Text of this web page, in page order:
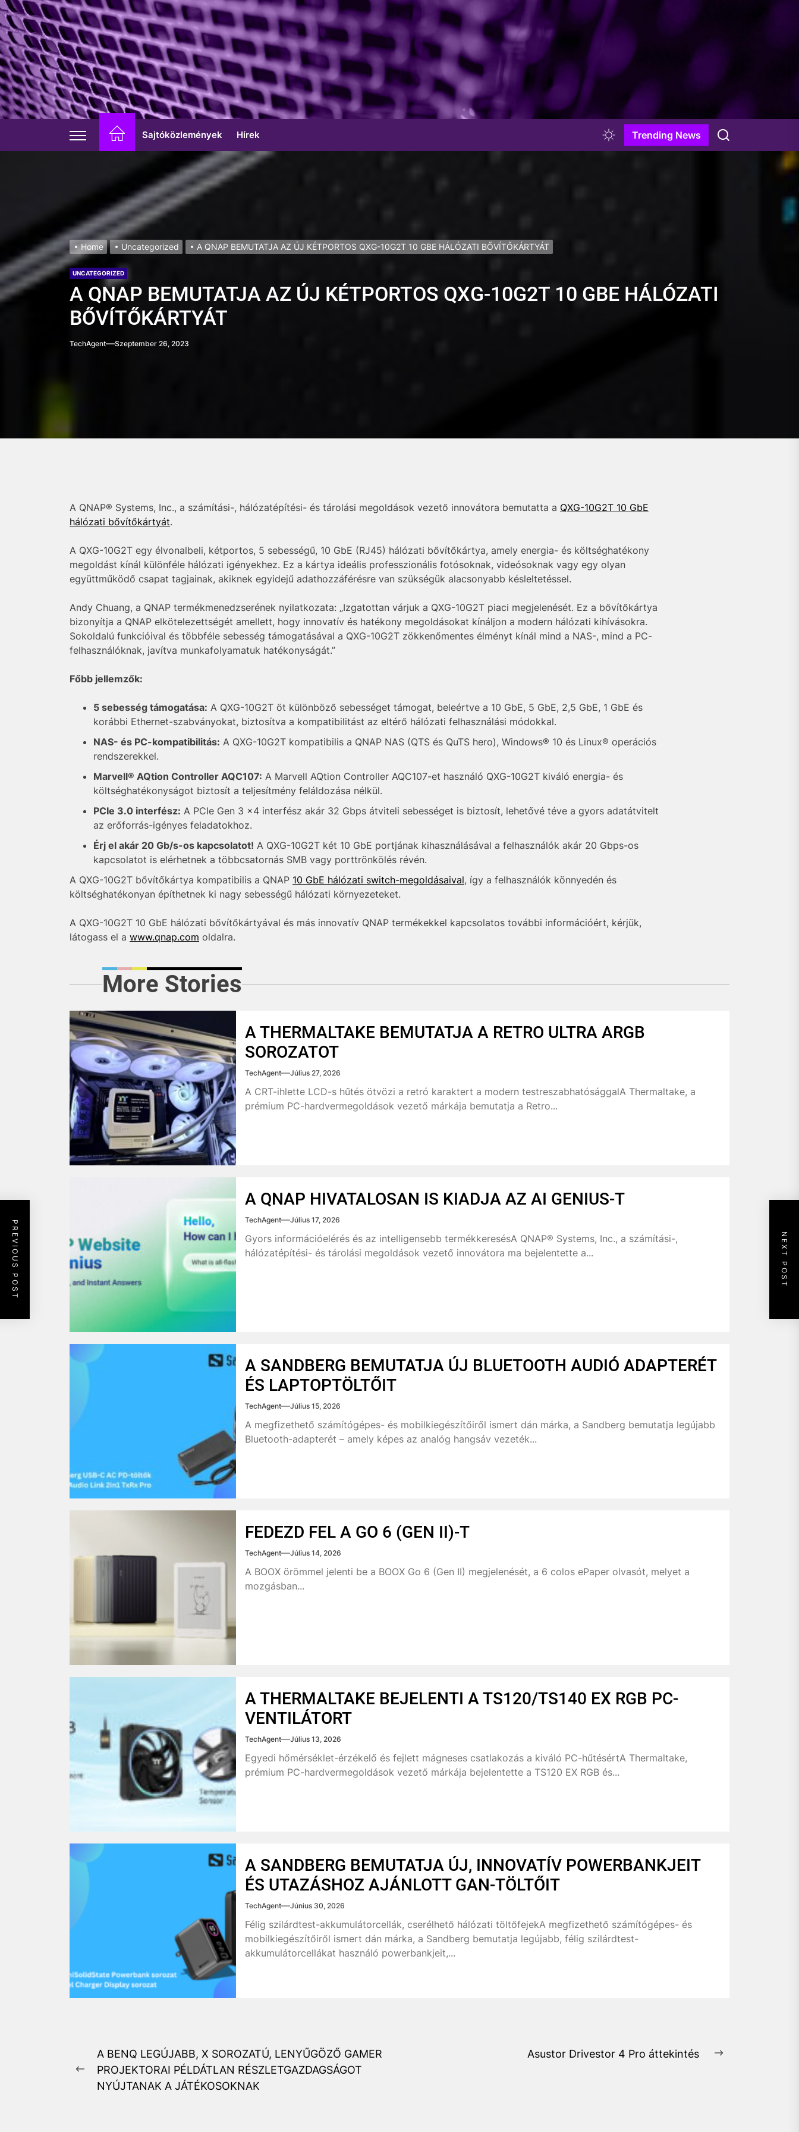
Skip
to
the
content
Sajtóközlemények Hírek Trending News
Home Uncategorized A QNAP BEMUTATJA AZ ÚJ KÉTPORTOS QXG-10G2T 10 GBE HÁLÓZATI BŐVÍTŐKÁRTYÁT
UNCATEGORIZED
A QNAP BEMUTATJA AZ ÚJ KÉTPORTOS QXG-10G2T 10 GBE HÁLÓZATI
BŐVÍTŐKÁRTYÁT
TechAgent Szeptember 26, 2023
A QNAP® Systems, Inc., a számítási-, hálózatépítési- és tárolási megoldások vezető innovátora bemutatta a QXG-10G2T 10 GbE
hálózati bővítőkártyát.
A QXG-10G2T egy élvonalbeli, kétportos, 5 sebességű, 10 GbE (RJ45) hálózati bővítőkártya, amely energia- és költséghatékony
megoldást kínál különféle hálózati igényekhez. Ez a kártya ideális professzionális fotósoknak, videósoknak vagy egy olyan
együttműködő csapat tagjainak, akiknek egyidejű adathozzáférésre van szükségük alacsonyabb késleltetéssel.
Andy Chuang, a QNAP termékmenedzserének nyilatkozata: „Izgatottan várjuk a QXG-10G2T piaci megjelenését. Ez a bővítőkártya
bizonyítja a QNAP elkötelezettségét amellett, hogy innovatív és hatékony megoldásokat kínáljon a modern hálózati kihívásokra.
Sokoldalú funkcióival és többféle sebesség támogatásával a QXG-10G2T zökkenőmentes élményt kínál mind a NAS-, mind a PC-
felhasználóknak, javítva munkafolyamatuk hatékonyságát.”
Főbb jellemzők:
5 sebesség támogatása: A QXG-10G2T öt különböző sebességet támogat, beleértve a 10 GbE, 5 GbE, 2,5 GbE, 1 GbE és
korábbi Ethernet-szabványokat, biztosítva a kompatibilitást az eltérő hálózati felhasználási módokkal.
NAS- és PC-kompatibilitás: A QXG-10G2T kompatibilis a QNAP NAS (QTS és QuTS hero), Windows® 10 és Linux® operációs
rendszerekkel.
Marvell® AQtion Controller AQC107: A Marvell AQtion Controller AQC107-et használó QXG-10G2T kiváló energia- és
költséghatékonyságot biztosít a teljesítmény feláldozása nélkül.
PCIe 3.0 interfész: A PCIe Gen 3 x4 interfész akár 32 Gbps átviteli sebességet is biztosít, lehetővé téve a gyors adatátvitelt
az erőforrás-igényes feladatokhoz.
Érj el akár 20 Gb/s-os kapcsolatot! A QXG-10G2T két 10 GbE portjának kihasználásával a felhasználók akár 20 Gbps-os
kapcsolatot is elérhetnek a többcsatornás SMB vagy porttrönkölés révén.
A QXG-10G2T bővítőkártya kompatibilis a QNAP 10 GbE hálózati switch-megoldásaival, így a felhasználók könnyedén és
költséghatékonyan építhetnek ki nagy sebességű hálózati környezeteket.
A QXG-10G2T 10 GbE hálózati bővítőkártyával és más innovatív QNAP termékekkel kapcsolatos további információért, kérjük,
látogass el a www.qnap.com oldalra.
PREVIOUS POST NEXT POST
More Stories
A THERMALTAKE BEMUTATJA A RETRO ULTRA ARGB
SOROZATOT
TechAgent Július 27, 2026
A CRT-ihlette LCD-s hűtés ötvözi a retró karaktert a modern testreszabhatósággalA Thermaltake, a
prémium PC-hardvermegoldások vezető márkája bemutatja a Retro...
A QNAP HIVATALOSAN IS KIADJA AZ AI GENIUS-T
TechAgent Július 17, 2026
Gyors információelérés és az intelligensebb termékkeresésA QNAP® Systems, Inc., a számítási-,
hálózatépítési- és tárolási megoldások vezető innovátora ma bejelentette a...
A SANDBERG BEMUTATJA ÚJ BLUETOOTH AUDIÓ ADAPTERÉT
ÉS LAPTOPTÖLTŐIT
TechAgent Július 15, 2026
A megfizethető számítógépes- és mobilkiegészítőiről ismert dán márka, a Sandberg bemutatja legújabb
Bluetooth-adapterét – amely képes az analóg hangsáv vezeték...
FEDEZD FEL A GO 6 (GEN II)-T
TechAgent Július 14, 2026
A BOOX örömmel jelenti be a BOOX Go 6 (Gen II) megjelenését, a 6 colos ePaper olvasót, melyet a
mozgásban...
A THERMALTAKE BEJELENTI A TS120/TS140 EX RGB PC-
VENTILÁTORT
TechAgent Július 13, 2026
Egyedi hőmérséklet-érzékelő és fejlett mágneses csatlakozás a kiváló PC-hűtésértA Thermaltake,
prémium PC-hardvermegoldások vezető márkája bejelentette a TS120 EX RGB és...
A SANDBERG BEMUTATJA ÚJ, INNOVATÍV POWERBANKJEIT
ÉS UTAZÁSHOZ AJÁNLOTT GAN-TÖLTŐIT
TechAgent Június 30, 2026
Félig szilárdtest-akkumulátorcellák, cserélhető hálózati töltőfejekA megfizethető számítógépes- és
mobilkiegészítőiről ismert dán márka, a Sandberg bemutatja legújabb, félig szilárdtest-
akkumulátorcellákat használó powerbankjeit,...
Bejegyzés
navigáció
Previous
post:
A BENQ LEGÚJABB, X SOROZATÚ, LENYŰGÖZŐ GAMER
PROJEKTORAI PÉLDÁTLAN RÉSZLETGAZDAGSÁGOT
NYÚJTANAK A JÁTÉKOSOKNAK
Asustor Drivestor 4 Pro áttekintés